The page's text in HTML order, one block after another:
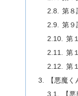
第８
第９
第
第
第
【悪魔
【